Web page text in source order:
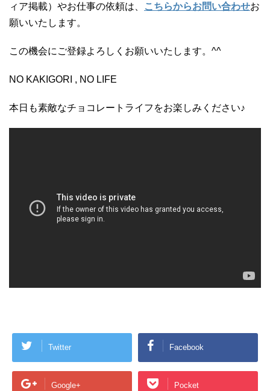
ィア掲載）やお仕事の依頼は、
こちらからお問い合わせお
願いいたします。
この機会にご登録よろしくお願いいたします。^^
NO KAKIGORI , NO LIFE
本日も素敵なチョコレートライフをお楽しみください♪
Twitter Facebook
Google+ Pocket